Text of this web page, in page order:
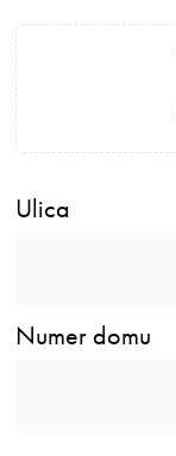
Ulica
Numer domu